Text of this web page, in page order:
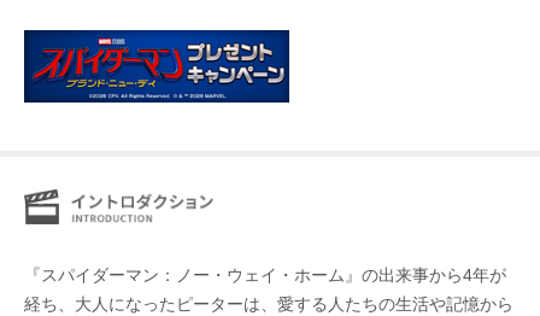
『スパイダーマン：ノー・ウェイ・ホーム』の出来事から4年が
経ち、大人になったピーターは、愛する人たちの生活や記憶から